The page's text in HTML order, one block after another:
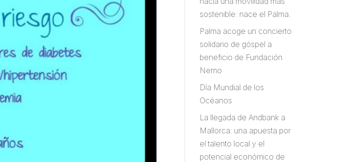
sostenible: nace el Palma.
Palma acoge un concierto
solidario de góspel a
beneficio de Fundación
Nemo
Día Mundial de los
Océanos
La llegada de Andbank a
Mallorca: una apuesta por
el talento local y el
potencial económico de